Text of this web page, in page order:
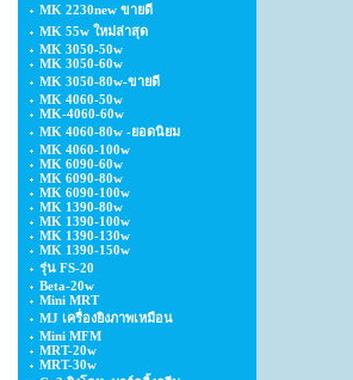
MK 2230new ขายดี
MK 55w ใหม่ล่าสุด
MK 3050-50w
MK 3050-60w
MK 3050-80w-ขายดี
MK 4060-50w
MK-4060-60w
MK 4060-80w -ยอดนิยม
MK 4060-100w
MK 6090-60w
MK 6090-80w
MK 6090-100w
MK 1390-80w
MK 1390-100w
MK 1390-130w
MK 1390-150w
รุ่น FS-20
Beta-20w
Mini MRT
MJ เครื่องยิงภาพเหมือน
Mini MFM
MRT-20w
MRT-30w